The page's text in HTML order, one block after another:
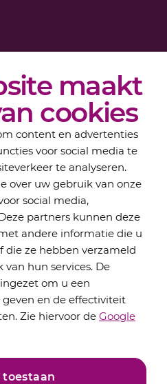
maakt
cookies
content en advertenties
voor social media te
te analyseren.
over uw gebruik van onze
social media,
partners kunnen deze
andere informatie die u
die ze hebben verzameld
hun services. De
om u een
en de effectiviteit
Zie hiervoor de Google
toestaan
nieuwsbrief
adviseurs van Lansigt in